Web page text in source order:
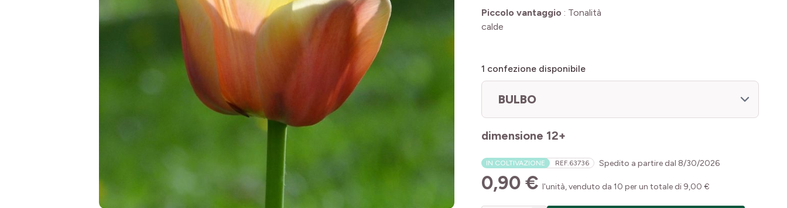
Piccolo vantaggio : Tonalità
calde
1 confezione disponibile
BULBO
dimensione 12+
IN COLTIVAZIONE REF.63736 Spedito a partire dal 8/30/2026
0,90 € l'unità, venduto da 10 per un totale di 9,00 €